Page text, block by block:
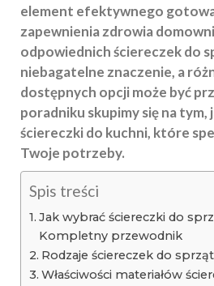
element efektywnego
zapewnienia zdrowia
odpowiednich ściereczek do
niebagatelne znaczenie, a
dostępnych opcji może być
poradniku skupimy się na tym,
ściereczki do kuchni, które
Twoje potrzeby.
Spis treści
Jak wybrać ściereczki do
Kompletny przewodnik
Rodzaje ściereczek do
Właściwości materiałów